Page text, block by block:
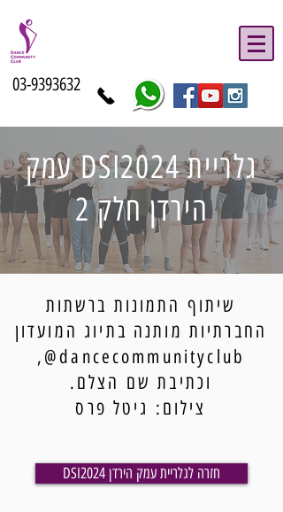
03-9393632
גלריית DSI2024 עמק
הירדן חלק 2
שיתוף התמונות ברשתות
החברתיות מותנה בתיוג המועדון
dancecommunityclub@,
וכתיבת שם הצלם.
צילום: גיטל פרס
DSI2024 חזרה לגלריית עמק הירדן